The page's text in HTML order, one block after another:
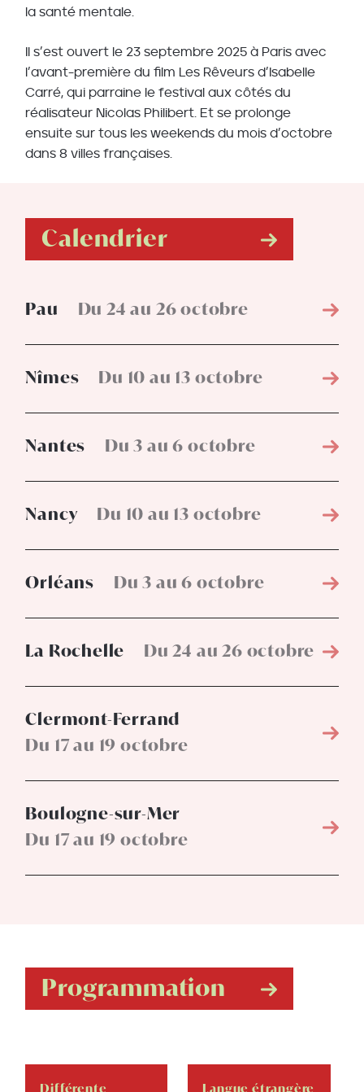
la santé mentale.
Il s’est ouvert le 23 septembre 2025 à Paris avec
l’avant-première du film Les Rêveurs d’Isabelle
Carré, qui parraine le festival aux côtés du
réalisateur Nicolas Philibert. Et se prolonge
ensuite sur tous les weekends du mois d’octobre
dans 8 villes françaises.
Calendrier
Pau Du 24 au 26 octobre
Nîmes Du 10 au 13 octobre
Nantes Du 3 au 6 octobre
Nancy Du 10 au 13 octobre
Orléans Du 3 au 6 octobre
La Rochelle Du 24 au 26 octobre
Clermont-Ferrand
Du 17 au 19 octobre
Boulogne-sur-Mer
Du 17 au 19 octobre
Programmation
Différente Langue étrangère